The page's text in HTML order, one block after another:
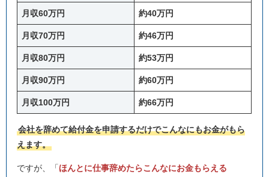
月収60万円 約40万円
月収70万円 約46万円
月収80万円 約53万円
月収90万円 約60万円
月収100万円 約66万円
会社を辞めて給付金を申請するだけでこんなにもお金がもら
えます。
ですが、「ほんとに仕事辞めたらこんなにお金もらえる